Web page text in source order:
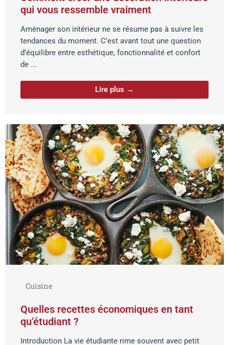
qui vous ressemble vraiment
Aménager son intérieur ne se résume pas à suivre les
tendances du moment. C’est avant tout une question
d’équilibre entre esthétique, fonctionnalité et confort
de ...
Lire plus →
Cuisine
Quelles recettes économiques en tant
qu’étudiant ?
Introduction La vie étudiante rime souvent avec petit